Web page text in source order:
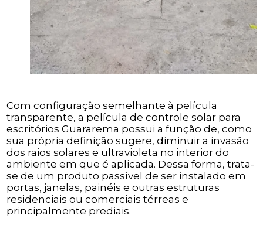
Com configuração semelhante à película
transparente, a película de controle solar para
escritórios Guararema possui a função de, como
sua própria definição sugere, diminuir a invasão
dos raios solares e ultravioleta no interior do
ambiente em que é aplicada. Dessa forma, trata-
se de um produto passível de ser instalado em
portas, janelas, painéis e outras estruturas
residenciais ou comerciais térreas e
principalmente prediais.